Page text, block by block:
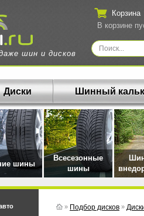
шин и дисков
Корзина
В корзине
Диски Шинный
шины
Всесезонные
шины
» Подбор дисков »